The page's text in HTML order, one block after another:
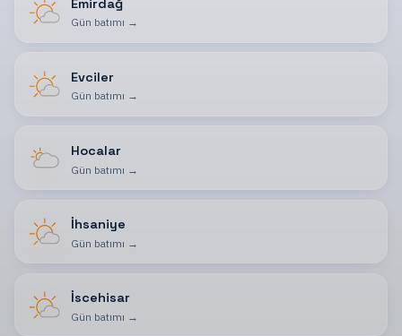
Emirdağ
Gün batımı →
Evciler
Gün batımı →
Hocalar
Gün batımı →
İhsaniye
Gün batımı →
İscehisar
Gün batımı →